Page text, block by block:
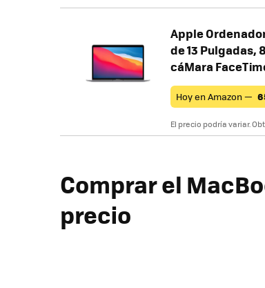
Apple
de 13 Pulgadas,
cáMara
Hoy en Amazon —
El precio podría variar.
Comprar el
precio